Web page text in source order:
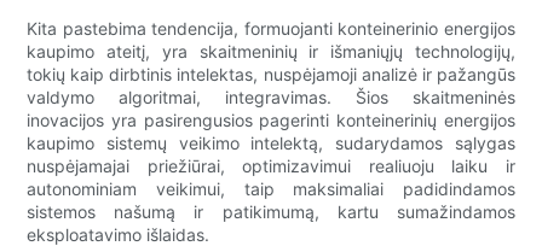
Kita pastebima tendencija, formuojanti konteinerinio energijos
kaupimo ateitį, yra skaitmeninių ir išmaniųjų technologijų,
tokių kaip dirbtinis intelektas, nuspėjamoji analizė ir pažangūs
valdymo algoritmai, integravimas. Šios skaitmeninės
inovacijos yra pasirengusios pagerinti konteinerinių energijos
kaupimo sistemų veikimo intelektą, sudarydamos sąlygas
nuspėjamajai priežiūrai, optimizavimui realiuoju laiku ir
autonominiam veikimui, taip maksimaliai padidindamos
sistemos našumą ir patikimumą, kartu sumažindamos
eksploatavimo išlaidas.